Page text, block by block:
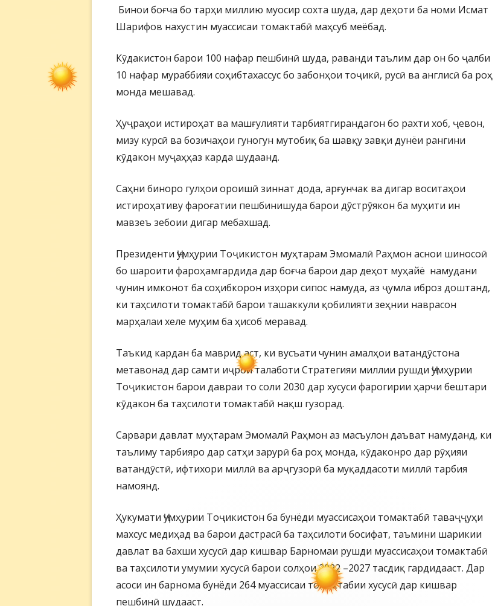
Бинои боғча бо тарҳи миллию муосир сохта шуда, дар деҳоти ба номи Исмат
Шарифов нахустин муассисаи томактабӣ маҳсуб меёбад.
Кӯдакистон барои 100 нафар пешбинӣ шуда, раванди таълим дар он бо ҷалби
10 нафар мураббияи соҳибтахассус бо забонҳои тоҷикӣ, русӣ ва англисӣ ба роҳ
монда мешавад.
Ҳуҷраҳои истироҳат ва машғулияти тарбиятгирандагон бо рахти хоб, ҷевон,
мизу курсӣ ва бозичаҳои гуногун мутобиқ ба шавқу завқи дунёи рангини
кӯдакон муҷаҳҳаз карда шудаанд.
Саҳни биноро гулҳои ороишӣ зиннат дода, арғунчак ва дигар воситаҳои
истироҳативу фароғатии пешбинишуда барои дӯстрӯякон ба муҳити ин
мавзеъ зебоии дигар мебахшад.
Президенти Ҷумҳурии Тоҷикистон муҳтарам Эмомалӣ Раҳмон аснои шиносоӣ
бо шароити фароҳамгардида дар боғча барои дар деҳот муҳайё намудани
чунин имконот ба соҳибкорон изҳори сипос намуда, аз ҷумла иброз доштанд,
ки таҳсилоти томактабӣ барои ташаккули қобилияти зеҳнии наврасон
марҳалаи хеле муҳим ба ҳисоб меравад.
Таъкид кардан ба маврид аст, ки вусъати чунин амалҳои ватандӯстона
метавонад дар самти иҷрои талаботи Стратегияи миллии рушди Ҷумҳурии
Тоҷикистон барои давраи то соли 2030 дар хусуси фарогирии ҳарчи бештари
кӯдакон ба таҳсилоти томактабӣ нақш гузорад.
Сарвари давлат муҳтарам Эмомалӣ Раҳмон аз масъулон даъват намуданд, ки
таълиму тарбияро дар сатҳи зарурӣ ба роҳ монда, кӯдаконро дар рӯҳияи
ватандӯстӣ, ифтихори миллӣ ва арҷгузорӣ ба муқаддасоти миллӣ тарбия
намоянд.
Ҳукумати Ҷумҳурии Тоҷикистон ба бунёди муассисаҳои томактабӣ таваҷҷуҳи
махсус медиҳад ва барои дастрасӣ ба таҳсилоти босифат, таъмини шарикии
давлат ва бахши хусусӣ дар кишвар Барномаи рушди муассисаҳои томактабӣ
ва таҳсилоти умумии хусусӣ барои солҳои 2022 –2027 тасдиқ гардидааст. Дар
асоси ин барнома бунёди 264 муассисаи томактабии хусусӣ дар кишвар
пешбинӣ шудааст.